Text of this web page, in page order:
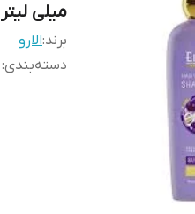
میلی لیتر
برند:الارو
دسته‌بندی: